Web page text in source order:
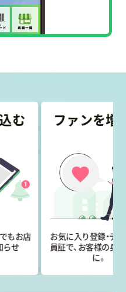
ファンを増やす
お気に入り登録・デジタル会
員証で、お客様の身近な存在